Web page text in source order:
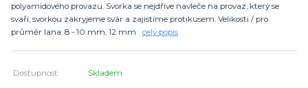
polyamidového provazu. Svorka se nejdříve navleče na provaz, který se
svaří, svorkou zakryjeme svár a zajistíme protikusem. Velikosti / pro
průměr lana: 8 - 10 mm, 12 mm celý popis
Dostupnost Skladem